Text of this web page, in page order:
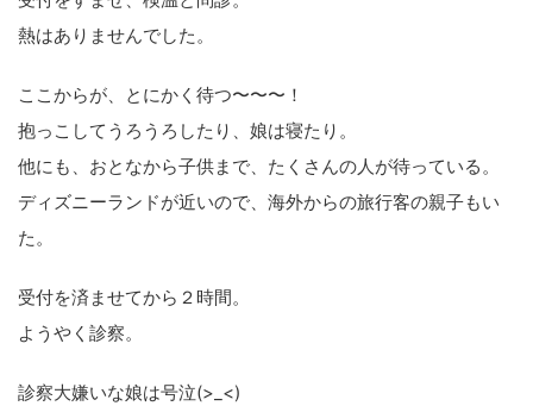
熱はありませんでした。
ここからが、とにかく待つ〜〜〜！
抱っこしてうろうろしたり、娘は寝たり。
他にも、おとなから子供まで、たくさんの人が待っている。
ディズニーランドが近いので、海外からの旅行客の親子もい
た。
受付を済ませてから２時間。
ようやく診察。
診察大嫌いな娘は号泣(>_<)